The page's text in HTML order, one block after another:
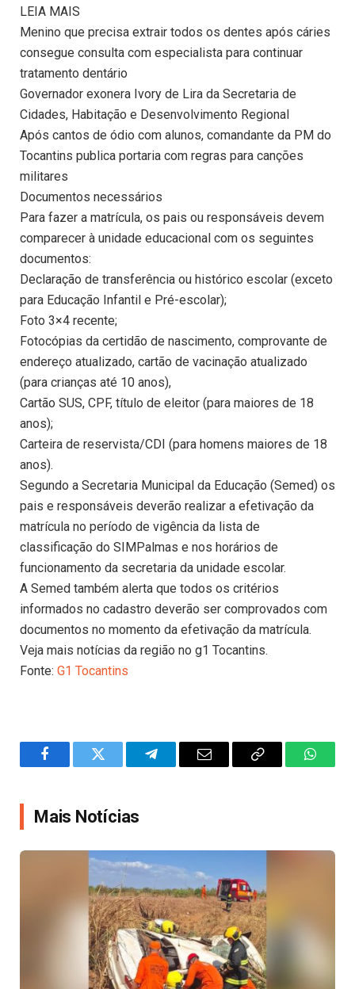
LEIA MAIS
Menino que precisa extrair todos os dentes após cáries
consegue consulta com especialista para continuar
tratamento dentário
Governador exonera Ivory de Lira da Secretaria de
Cidades, Habitação e Desenvolvimento Regional
Após cantos de ódio com alunos, comandante da PM do
Tocantins publica portaria com regras para canções
militares
Documentos necessários
Para fazer a matrícula, os pais ou responsáveis devem
comparecer à unidade educacional com os seguintes
documentos:
Declaração de transferência ou histórico escolar (exceto
para Educação Infantil e Pré-escolar);
Foto 3×4 recente;
Fotocópias da certidão de nascimento, comprovante de
endereço atualizado, cartão de vacinação atualizado
(para crianças até 10 anos),
Cartão SUS, CPF, título de eleitor (para maiores de 18
anos);
Carteira de reservista/CDI (para homens maiores de 18
anos).
Segundo a Secretaria Municipal da Educação (Semed) os
pais e responsáveis deverão realizar a efetivação da
matrícula no período de vigência da lista de
classificação do SIMPalmas e nos horários de
funcionamento da secretaria da unidade escolar.
A Semed também alerta que todos os critérios
informados no cadastro deverão ser comprovados com
documentos no momento da efetivação da matrícula.
Veja mais notícias da região no g1 Tocantins.
Fonte: G1 Tocantins
FacebookTwitter TelegramEmail
Copy
Mais Notícias